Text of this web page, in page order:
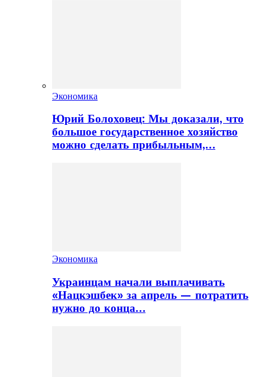
Экономика
Юрий Болоховец: Мы доказали, что
большое государственное хозяйство
можно сделать прибыльным,…
Экономика
Украинцам начали выплачивать
«Нацкэшбек» за апрель — потратить
нужно до конца…